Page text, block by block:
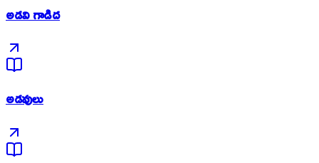
అడవి గాడిద
అడవులు